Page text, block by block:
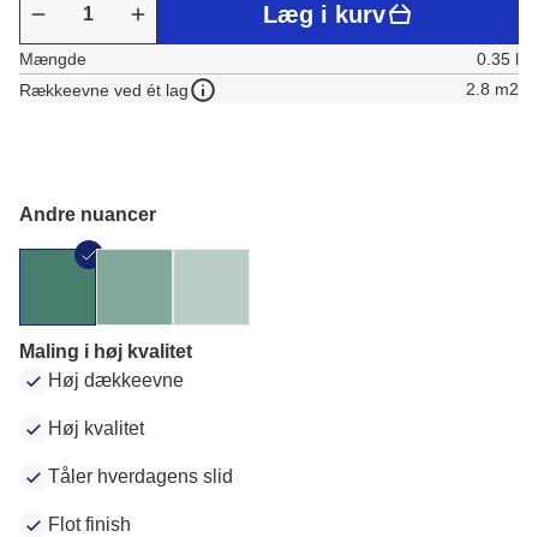
Læg i kurv
Mængde
0.35 l
Rækkeevne ved ét lag
2.8 m2
Andre nuancer
Maling i høj kvalitet
Høj dækkeevne
Høj kvalitet
Tåler hverdagens slid
Flot finish